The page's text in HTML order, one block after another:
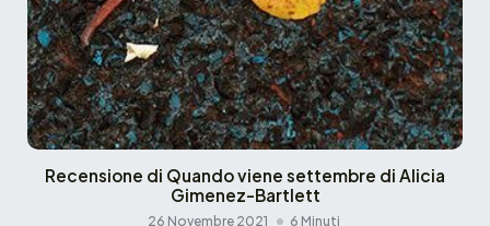
Recensione di Quando viene settembre di Alicia
Gimenez-Bartlett
26 Novembre 2021 6 Minuti